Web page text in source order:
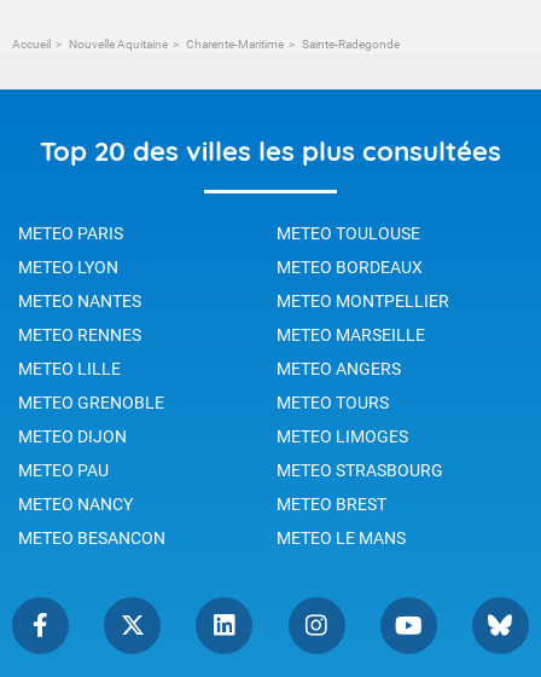
Accueil Nouvelle Aquitaine Charente-Maritime Sainte-Radegonde
Top 20 des villes les plus consultées
METEO PARIS
METEO TOULOUSE
METEO LYON
METEO BORDEAUX
METEO NANTES
METEO MONTPELLIER
METEO RENNES
METEO MARSEILLE
METEO LILLE
METEO ANGERS
METEO GRENOBLE
METEO TOURS
METEO DIJON
METEO LIMOGES
METEO PAU
METEO STRASBOURG
METEO NANCY
METEO BREST
METEO BESANCON
METEO LE MANS